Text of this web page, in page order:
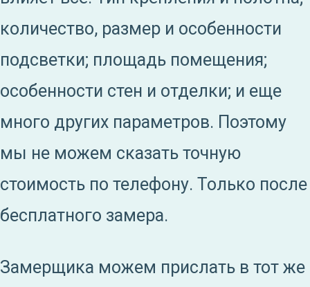
количество, размер и особенности
подсветки; площадь помещения;
особенности стен и отделки; и еще
много других параметров. Поэтому
мы не можем сказать точную
стоимость по телефону. Только после
бесплатного замера.
Замерщика можем прислать в тот же